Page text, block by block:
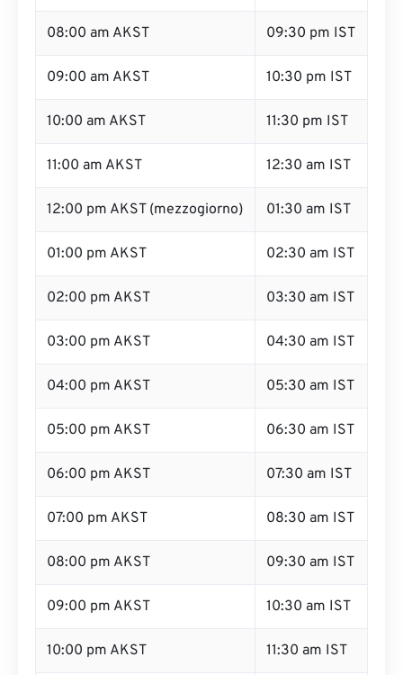
08:00 am AKST 09:30 pm IST
09:00 am AKST 10:30 pm IST
10:00 am AKST 11:30 pm IST
11:00 am AKST 12:30 am IST
12:00 pm AKST (mezzogiorno) 01:30 am IST
01:00 pm AKST 02:30 am IST
02:00 pm AKST 03:30 am IST
03:00 pm AKST 04:30 am IST
04:00 pm AKST 05:30 am IST
05:00 pm AKST 06:30 am IST
06:00 pm AKST 07:30 am IST
07:00 pm AKST 08:30 am IST
08:00 pm AKST 09:30 am IST
09:00 pm AKST 10:30 am IST
10:00 pm AKST 11:30 am IST